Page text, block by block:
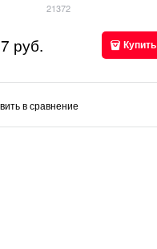
21372
руб. Купить
в сравнение